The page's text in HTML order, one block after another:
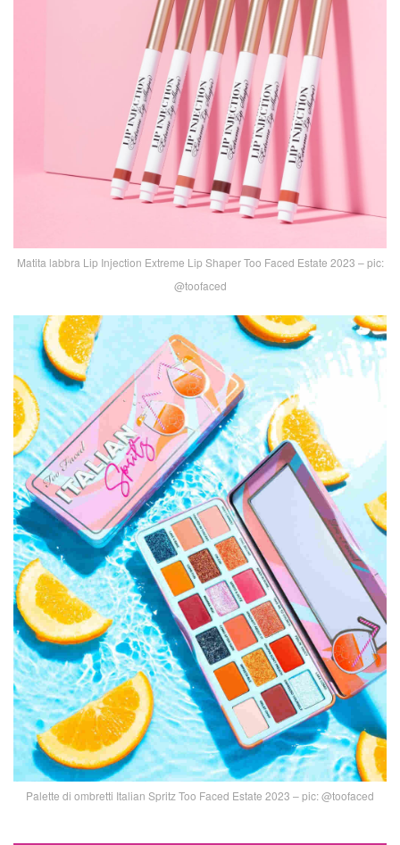
Matita labbra Lip Injection Extreme Lip Shaper Too Faced Estate 2023 – pic:
@toofaced
Palette di ombretti Italian Spritz Too Faced Estate 2023 – pic: @toofaced